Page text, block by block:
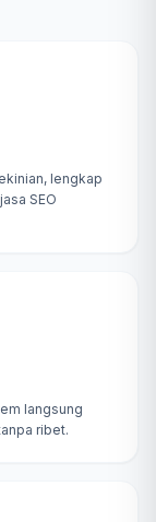
lengkap
SEO
langsung
ribet.